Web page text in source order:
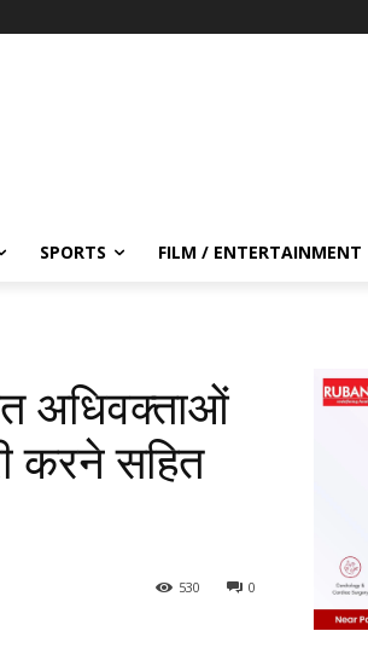
SPORTS FILM / ENTERTAINMENT
अधिवक्ताओं
करने सहित
0
530